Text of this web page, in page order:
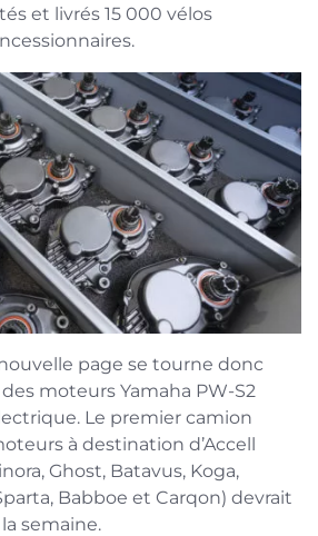
et livrés 15 000 vélos
page se tourne donc
moteurs Yamaha PW-S2
Le premier camion
à destination d’Accell
Ghost, Batavus, Koga,
Babboe et Carqon) devrait
semaine.